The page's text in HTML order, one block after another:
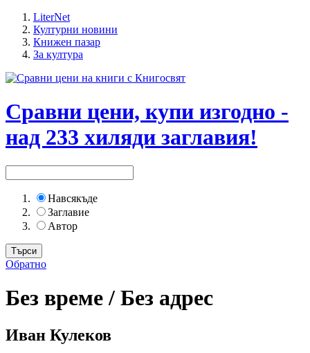
LiterNet
Културни новини
Книжен пазар
За култура
Сравни цени, купи изгодно -
над 233 хиляди заглавия!
Навсякъде
Заглавие
Автор
Обратно
Без време / Без адрес
Иван Кулеков